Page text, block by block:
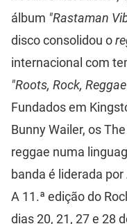
álbum "Rastaman
disco consolidou o
internacional com
"Roots, Rock,
Fundados em
Bunny Wailer, os
reggae numa
banda é liderada
A 11.ª edição do
dias 20, 21, 27 e 28